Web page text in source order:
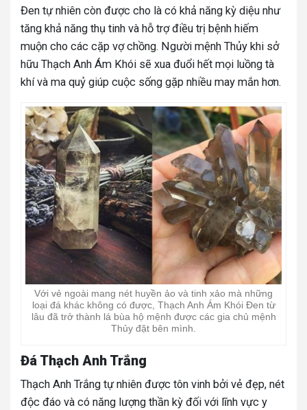
Đen tự nhiên còn được cho là có khả năng kỳ diệu như
tăng khả năng thụ tinh và hỗ trợ điều trị bệnh hiếm
muộn cho các cặp vợ chồng. Người mệnh Thủy khi sở
hữu Thạch Anh Ám Khói sẽ xua đuổi hết mọi luồng tà
khí và ma quỷ giúp cuộc sống gặp nhiều may mắn hơn.
Với vẻ ngoài mang nét huyền ảo và tinh xảo mà những
loại đá khác không có được, Thạch Anh Ám Khói Đen từ
lâu đã trở thành lá bùa hộ mệnh được các gia chủ mệnh
Thủy đặt bên mình.
Đá Thạch Anh Trắng
Thạch Anh Trắng tự nhiên được tôn vinh bởi vẻ đẹp, nét
độc đáo và có năng lượng thần kỳ đối với lĩnh vực y